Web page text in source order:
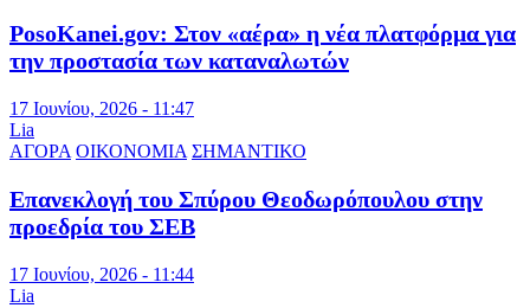
PosoKanei.gov: Στον «αέρα» η νέα πλατφόρμα για
την προστασία των καταναλωτών
17 Ιουνίου, 2026 - 11:47
Lia
ΑΓΟΡΑ ΟΙΚΟΝΟΜΙΑ ΣΗΜΑΝΤΙΚΟ
Επανεκλογή του Σπύρου Θεοδωρόπουλου στην
προεδρία του ΣΕΒ
17 Ιουνίου, 2026 - 11:44
Lia